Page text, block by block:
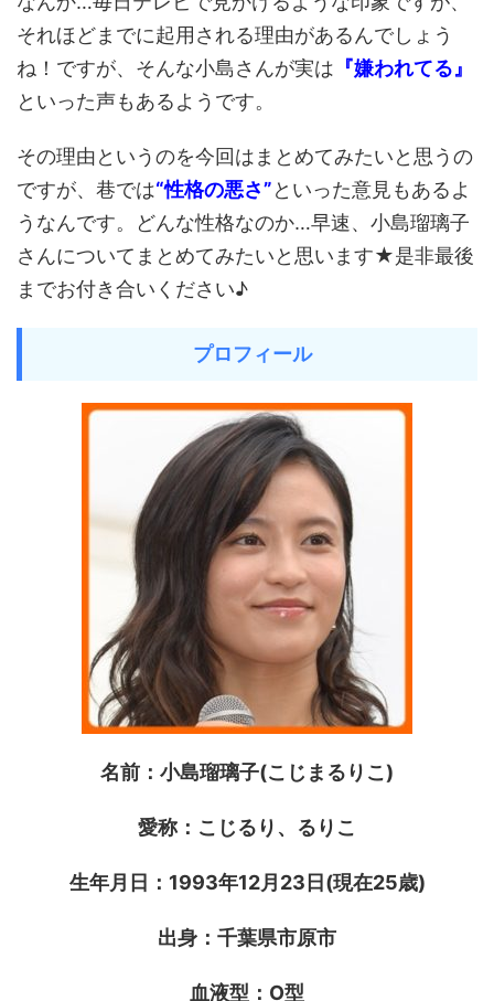
それほどまでに起用される理由があるんでしょう
ね！ですが、そんな小島さんが実は 『嫌われてる』
といった声もあるようです。
その理由というのを今回はまとめてみたいと思うの
ですが、巷では“性格の悪さ”といった意見もあるよ
うなんです。どんな性格なのか…早速、小島瑠璃子
さんについてまとめてみたいと思います★是非最後
までお付き合いください♪
プロフィール
名前：小島瑠璃子(こじまるりこ)
愛称：こじるり、るりこ
生年月日：1993年12月23日(現在25歳)
出身：千葉県市原市
血液型：O型